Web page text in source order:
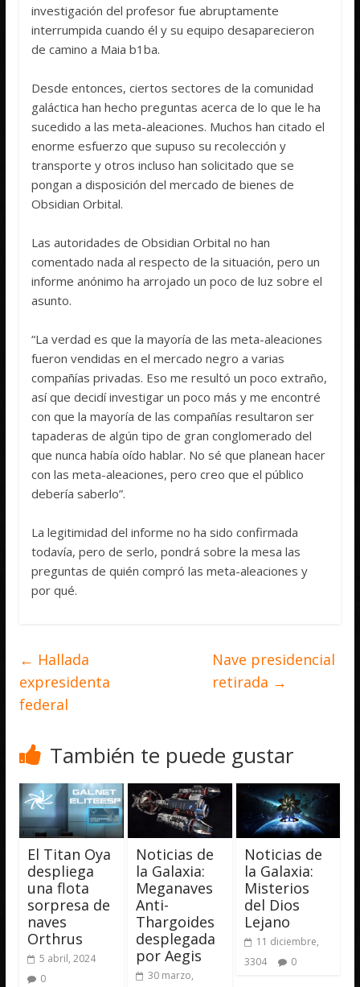
investigación del profesor fue abruptamente
interrumpida cuando él y su equipo desaparecieron
de camino a Maia b1ba.
Desde entonces, ciertos sectores de la comunidad
galáctica han hecho preguntas acerca de lo que le ha
sucedido a las meta-aleaciones. Muchos han citado el
enorme esfuerzo que supuso su recolección y
transporte y otros incluso han solicitado que se
pongan a disposición del mercado de bienes de
Obsidian Orbital.
Las autoridades de Obsidian Orbital no han
comentado nada al respecto de la situación, pero un
informe anónimo ha arrojado un poco de luz sobre el
asunto.
“La verdad es que la mayoría de las meta-aleaciones
fueron vendidas en el mercado negro a varias
compañías privadas. Eso me resultó un poco extraño,
así que decidí investigar un poco más y me encontré
con que la mayoría de las compañías resultaron ser
tapaderas de algún tipo de gran conglomerado del
que nunca había oído hablar. No sé que planean hacer
con las meta-aleaciones, pero creo que el público
debería saberlo”.
La legitimidad del informe no ha sido confirmada
todavía, pero de serlo, pondrá sobre la mesa las
preguntas de quién compró las meta-aleaciones y
por qué.
← Hallada
expresidenta
federal
Nave presidencial
retirada →
También te puede gustar
El Titan Oya
despliega
una flota
sorpresa de
naves
Orthrus
5 abril, 2024
0
Noticias de
la Galaxia:
Meganaves
Anti-
Thargoides
desplegada
por Aegis
30 marzo,
Noticias de
la Galaxia:
Misterios
del Dios
Lejano
11 diciembre,
3304
0